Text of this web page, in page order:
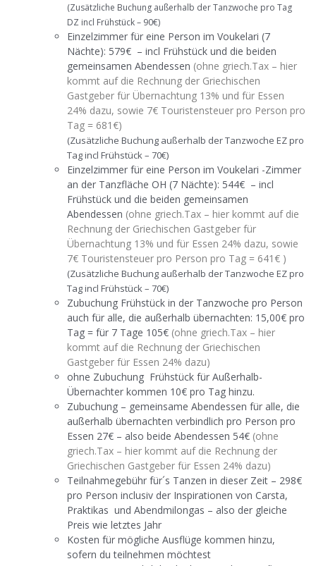
(Zusätzliche Buchung außerhalb der Tanzwoche pro Tag
DZ incl Frühstück – 90€)
Einzelzimmer für eine Person im Voukelari (7
Nächte): 579€ – incl Frühstück und die beiden
gemeinsamen Abendessen (ohne griech.Tax – hier
kommt auf die Rechnung der Griechischen
Gastgeber für Übernachtung 13% und für Essen
24% dazu, sowie 7€ Touristensteuer pro Person pro
Tag = 681€)
(Zusätzliche Buchung außerhalb der Tanzwoche EZ pro
Tag incl Frühstück – 70€)
Einzelzimmer für eine Person im Voukelari -Zimmer
an der Tanzfläche OH (7 Nächte): 544€ – incl
Frühstück und die beiden gemeinsamen
Abendessen (ohne griech.Tax – hier kommt auf die
Rechnung der Griechischen Gastgeber für
Übernachtung 13% und für Essen 24% dazu, sowie
7€ Touristensteuer pro Person pro Tag = 641€ )
(Zusätzliche Buchung außerhalb der Tanzwoche EZ pro
Tag incl Frühstück – 70€)
Zubuchung Frühstück in der Tanzwoche pro Person
auch für alle, die außerhalb übernachten: 15,00€ pro
Tag = für 7 Tage 105€ (ohne griech.Tax – hier
kommt auf die Rechnung der Griechischen
Gastgeber für Essen 24% dazu)
ohne Zubuchung Frühstück für Außerhalb-
Übernachter kommen 10€ pro Tag hinzu.
Zubuchung – gemeinsame Abendessen für alle, die
außerhalb übernachten verbindlich pro Person pro
Essen 27€ – also beide Abendessen 54€ (ohne
griech.Tax – hier kommt auf die Rechnung der
Griechischen Gastgeber für Essen 24% dazu)
Teilnahmegebühr für´s Tanzen in dieser Zeit – 298€
pro Person inclusiv der Inspirationen von Carsta,
Praktikas und Abendmilongas – also der gleiche
Preis wie letztes Jahr
Kosten für mögliche Ausflüge kommen hinzu,
sofern du teilnehmen möchtest